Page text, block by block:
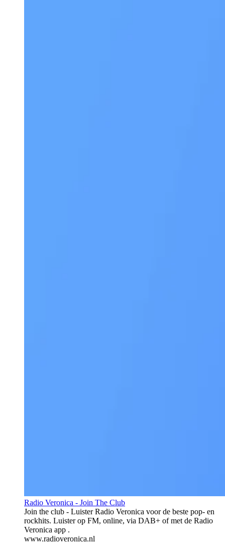
Radio Veronica - Join The Club
Join the club - Luister Radio Veronica voor de beste pop- en
rockhits. Luister op FM, online, via DAB+ of met de Radio
Veronica app .
www.radioveronica.nl